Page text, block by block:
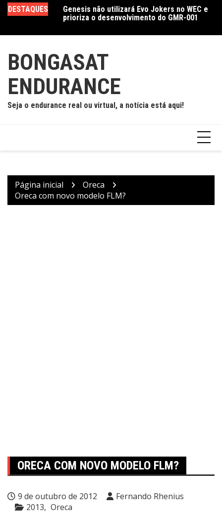
para
conteúdo
DESTAQUES
lidera
de São
Genesis não utilizará Evo Jokers no WEC e
prioriza o desenvolvimento do GMR-001
BONGASAT
ENDURANCE
Seja o endurance real ou virtual, a notícia está aqui!
Página inicial
Oreca
Oreca com novo modelo FLM?
ORECA COM NOVO MODELO FLM?
9 de outubro de 2012
Fernando Rhenius
2013
Oreca